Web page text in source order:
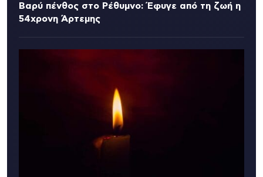
Βαρύ πένθος στο Ρέθυμνο: Έφυγε από τη ζωή η
54χρονη Άρτεμης